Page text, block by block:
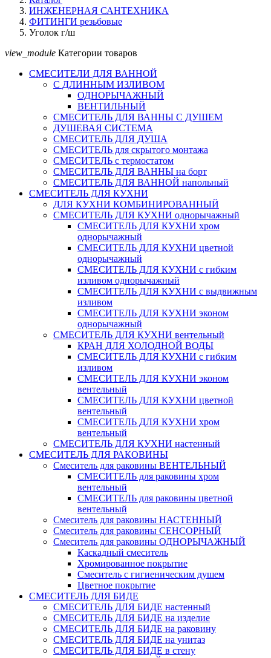
ИНЖЕНЕРНАЯ САНТЕХНИКА
ФИТИНГИ резьбовые
Уголок г/ш
view_module Категории товаров
СМЕСИТЕЛИ ДЛЯ ВАННОЙ
С ДЛИННЫМ ИЗЛИВОМ
ОДНОРЫЧАЖНЫЙ
ВЕНТИЛЬНЫЙ
СМЕСИТЕЛЬ ДЛЯ ВАННЫ С ДУШЕМ
ДУШЕВАЯ СИСТЕМА
СМЕСИТЕЛЬ ДЛЯ ДУША
СМЕСИТЕЛЬ для скрытого монтажа
СМЕСИТЕЛЬ с термостатом
СМЕСИТЕЛЬ ДЛЯ ВАННЫ на борт
СМЕСИТЕЛЬ ДЛЯ ВАННОЙ напольный
СМЕСИТЕЛЬ ДЛЯ КУХНИ
ДЛЯ КУХНИ КОМБИНИРОВАННЫЙ
СМЕСИТЕЛЬ ДЛЯ КУХНИ однорычажный
СМЕСИТЕЛЬ ДЛЯ КУХНИ хром
однорычажный
СМЕСИТЕЛЬ ДЛЯ КУХНИ цветной
однорычажный
СМЕСИТЕЛЬ ДЛЯ КУХНИ с гибким
изливом однорычажный
СМЕСИТЕЛЬ ДЛЯ КУХНИ с выдвижным
изливом
СМЕСИТЕЛЬ ДЛЯ КУХНИ эконом
однорычажный
СМЕСИТЕЛЬ ДЛЯ КУХНИ вентельный
КРАН ДЛЯ ХОЛОДНОЙ ВОДЫ
СМЕСИТЕЛЬ ДЛЯ КУХНИ с гибким
изливом
СМЕСИТЕЛЬ ДЛЯ КУХНИ эконом
вентельный
СМЕСИТЕЛЬ ДЛЯ КУХНИ цветной
вентельный
СМЕСИТЕЛЬ ДЛЯ КУХНИ хром
вентельный
СМЕСИТЕЛЬ ДЛЯ КУХНИ настенный
СМЕСИТЕЛЬ ДЛЯ РАКОВИНЫ
Смеситель для раковины ВЕНТЕЛЬНЫЙ
СМЕСИТЕЛЬ для раковины хром
вентельный
СМЕСИТЕЛЬ для раковины цветной
вентельный
Смеситель для раковины НАСТЕННЫЙ
Смеситель для раковины СЕНСОРНЫЙ
Смеситель для раковины ОДНОРЫЧАЖНЫЙ
Каскадный смеситель
Хромированное покрытие
Смеситель с гигиеническим душем
Цветное покрытие
СМЕСИТЕЛЬ ДЛЯ БИДЕ
СМЕСИТЕЛЬ ДЛЯ БИДЕ настенный
СМЕСИТЕЛЬ ДЛЯ БИДЕ на изделие
СМЕСИТЕЛЬ ДЛЯ БИДЕ на раковину
СМЕСИТЕЛЬ ДЛЯ БИДЕ на унитаз
СМЕСИТЕЛЬ ДЛЯ БИДЕ в стену